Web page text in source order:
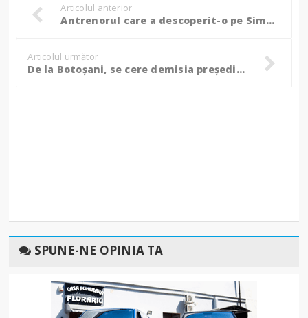
Articolul anterior
Antrenorul care a descoperit-o pe Simona Radiș, găsit fără suflare!
Articolul următor
De la Botoșani, se cere demisia președintelui ANSVSA: ”Răbdarea crescătorilor români a ajuns la limită!”
SPUNE-NE OPINIA TA